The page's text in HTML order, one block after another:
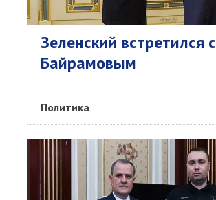
Зеленский встретился с
Байрамовым
Политика